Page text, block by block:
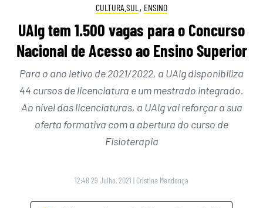
CULTURA.SUL , ENSINO
UAlg tem 1.500 vagas para o Concurso
Nacional de Acesso ao Ensino Superior
Para o ano letivo de 2021/2022, a UAlg disponibiliza
44 cursos de licenciatura e um mestrado integrado.
Ao nível das licenciaturas, a UAlg vai reforçar a sua
oferta formativa com a abertura do curso de
Fisioterapia
12:48 29 Julho, 2021 | Cristina Mendonça